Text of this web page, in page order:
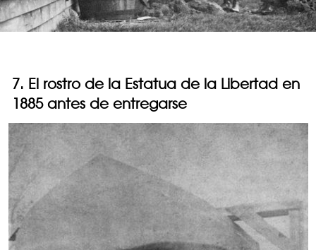
7. El rostro de la Estatua de la Libertad en
1885 antes de entregarse